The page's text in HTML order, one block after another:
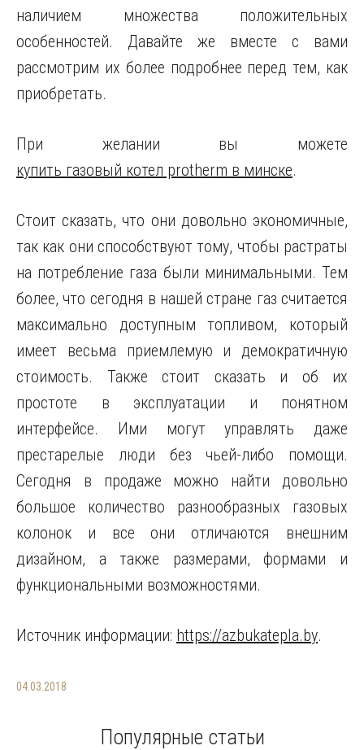
наличием множества положительных
особенностей. Давайте же вместе с вами
рассмотрим их более подробнее перед тем, как
приобретать.
При желании вы можете
купить газовый котел protherm в минске.
Стоит сказать, что они довольно экономичные,
так как они способствуют тому, чтобы растраты
на потребление газа были минимальными. Тем
более, что сегодня в нашей стране газ считается
максимально доступным топливом, который
имеет весьма приемлемую и демократичную
стоимость. Также стоит сказать и об их
простоте в эксплуатации и понятном
интерфейсе. Ими могут управлять даже
престарелые люди без чьей-либо помощи.
Сегодня в продаже можно найти довольно
большое количество разнообразных газовых
колонок и все они отличаются внешним
дизайном, а также размерами, формами и
функциональными возможностями.
Источник информации: https://azbukatepla.by.
04.03.2018
Популярные статьи